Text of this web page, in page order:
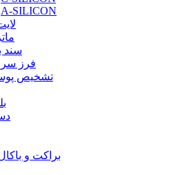
A-SILICON
سند
فرز
تشخیص
براکت و